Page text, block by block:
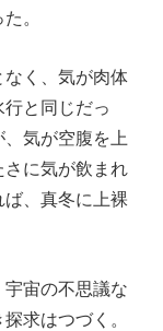
。
く、気が肉体
と同じだっ
気が空腹を上
に気が飲まれ
、真冬に上裸
宙の不思議な
求はつづく。